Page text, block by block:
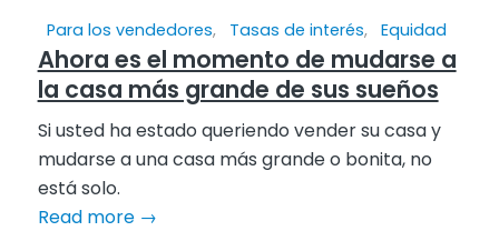
Para los vendedores, Tasas de interés, Equidad
Ahora es el momento de mudarse a
la casa más grande de sus sueños
Si usted ha estado queriendo vender su casa y
mudarse a una casa más grande o bonita, no
está solo.
Read more→